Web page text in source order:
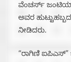
ವೆಂಚರ್ಸ್
ಅವರ
ನೀಡಿದರು.
“ರಾಗಿಣಿ